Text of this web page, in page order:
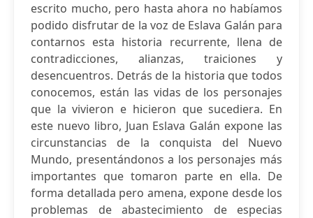
escrito mucho, pero hasta ahora no habíamos
podido disfrutar de la voz de Eslava Galán para
contarnos esta historia recurrente, llena de
contradicciones, alianzas, traiciones y
desencuentros. Detrás de la historia que todos
conocemos, están las vidas de los personajes
que la vivieron e hicieron que sucediera. En
este nuevo libro, Juan Eslava Galán expone las
circunstancias de la conquista del Nuevo
Mundo, presentándonos a los personajes más
importantes que tomaron parte en ella. De
forma detallada pero amena, expone desde los
problemas de abastecimiento de especias